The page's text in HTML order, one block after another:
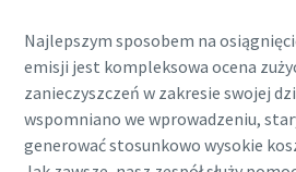
Najlepszym sposobem na
emisji jest kompleksowa ocena
zanieczyszczeń w zakresie swojej
wspomniano we wprowadzeniu,
generować stosunkowo wysokie